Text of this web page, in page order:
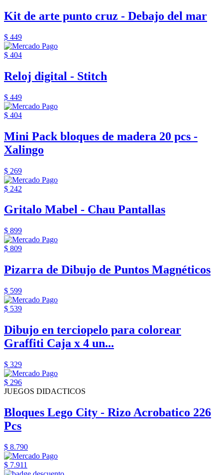
Kit de arte punto cruz - Debajo del mar
$ 449
$ 404
Reloj digital - Stitch
$ 449
$ 404
Mini Pack bloques de madera 20 pcs -
Xalingo
$ 269
$ 242
Gritalo Mabel - Chau Pantallas
$ 899
$ 809
Pizarra de Dibujo de Puntos Magnéticos
$ 599
$ 539
Dibujo en terciopelo para colorear
Graffiti Caja x 4 un...
$ 329
$ 296
JUEGOS DIDACTICOS
Bloques Lego City - Rizo Acrobatico 226
Pcs
$ 8.790
$ 7.911